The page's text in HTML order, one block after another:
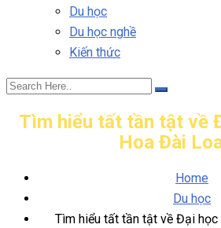
Du học
Du học nghề
Kiến thức
Tìm hiểu tất tần tật về
Hoa Đài
Home
Du học
Tìm hiểu tất tần tật về Đại học